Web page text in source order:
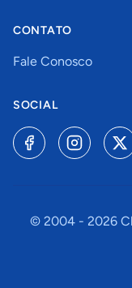
CONTATO
Fale Conosco
SOCIAL
© 2004 - 2026